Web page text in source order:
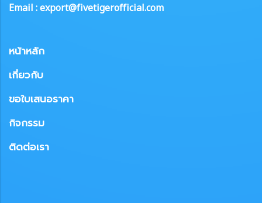
Email : export@fivetigerofficial.com
หน้าหลัก
เกี่ยวกับ
ขอใบเสนอราคา
กิจกรรม
ติดต่อเรา